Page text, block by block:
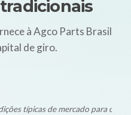
à Agco Parts Brasil
de giro.
típicas de mercado para